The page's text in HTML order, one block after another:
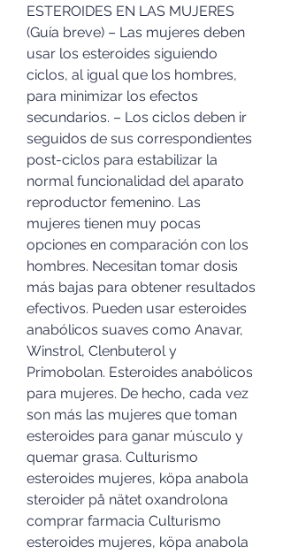
ESTEROIDES EN LAS MUJERES
(Guía breve) – Las mujeres deben
usar los esteroides siguiendo
ciclos, al igual que los hombres,
para minimizar los efectos
secundarios. – Los ciclos deben ir
seguidos de sus correspondientes
post-ciclos para estabilizar la
normal funcionalidad del aparato
reproductor femenino. Las
mujeres tienen muy pocas
opciones en comparación con los
hombres. Necesitan tomar dosis
más bajas para obtener resultados
efectivos. Pueden usar esteroides
anabólicos suaves como Anavar,
Winstrol, Clenbuterol y
Primobolan. Esteroides anabólicos
para mujeres. De hecho, cada vez
son más las mujeres que toman
esteroides para ganar músculo y
quemar grasa. Culturismo
esteroides mujeres, köpa anabola
steroider på nätet oxandrolona
comprar farmacia Culturismo
esteroides mujeres, köpa anabola